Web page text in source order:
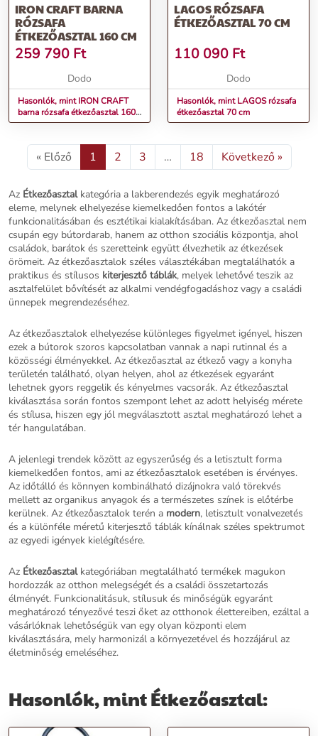
IRON CRAFT BARNA
RÓZSAFA
ÉTKEZŐASZTAL 160 CM
259 790 Ft
Dodo
Hasonlók, mint IRON CRAFT
barna rózsafa étkezőasztal 160
cm
LAGOS RÓZSAFA
ÉTKEZŐASZTAL 70 CM
110 090 Ft
Dodo
Hasonlók, mint LAGOS rózsafa
étkezőasztal 70 cm
« Előző 1 2 3 … 18 Következő »
Az Étkezőasztalkategória a lakberendezés egyik meghatározó
eleme, melynek elhelyezése kiemelkedően fontos a lakótér
funkcionalitásában és esztétikai kialakításában. Az étkezőasztal nem
csupán egy bútordarab, hanem az otthon szociális központja, ahol
családok, barátok és szeretteink együtt élvezhetik az étkezések
örömeit. Az étkezőasztalok széles választékában megtalálhatók a
praktikus és stílusos kiterjesztő táblák, melyek lehetővé teszik az
asztalfelület bővítését az alkalmi vendégfogadáshoz vagy a családi
ünnepek megrendezéséhez.
Az étkezőasztalok elhelyezése különleges figyelmet igényel, hiszen
ezek a bútorok szoros kapcsolatban vannak a napi rutinnal és a
közösségi élményekkel. Az étkezőasztal az étkező vagy a konyha
területén található, olyan helyen, ahol az étkezések egyaránt
lehetnek gyors reggelik és kényelmes vacsorák. Az étkezőasztal
kiválasztása során fontos szempont lehet az adott helyiség mérete
és stílusa, hiszen egy jól megválasztott asztal meghatározó lehet a
tér hangulatában.
A jelenlegi trendek között az egyszerűség és a letisztult forma
kiemelkedően fontos, ami az étkezőasztalok esetében is érvényes.
Az időtálló és könnyen kombinálható dizájnokra való törekvés
mellett az organikus anyagok és a természetes színek is előtérbe
kerülnek. Az étkezőasztalok terén a modern, letisztult vonalvezetés
és a különféle méretű kiterjesztő táblák kínálnak széles spektrumot
az egyedi igények kielégítésére.
Az Étkezőasztalkategóriában megtalálható termékek magukon
hordozzák az otthon melegségét és a családi összetartozás
élményét. Funkcionalitásuk, stílusuk és minőségük egyaránt
meghatározó tényezővé teszi őket az otthonok élettereiben, ezáltal a
vásárlóknak lehetőségük van egy olyan központi elem
kiválasztására, mely harmonizál a környezetével és hozzájárul az
életminőség emeléséhez.
Hasonlók, mint Étkezőasztal: